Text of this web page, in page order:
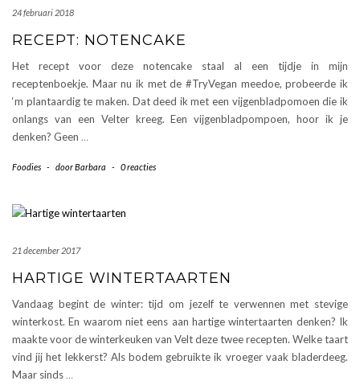
24 februari 2018
RECEPT: NOTENCAKE
Het recept voor deze notencake staal al een tijdje in mijn
receptenboekje. Maar nu ik met de #TryVegan meedoe, probeerde ik
‘m plantaardig te maken. Dat deed ik met een vijgenbladpomoen die ik
onlangs van een Velter kreeg. Een vijgenbladpompoen, hoor ik je
denken? Geen …
Foodies - doorBarbara - 0 reacties
21 december 2017
HARTIGE WINTERTAARTEN
Vandaag begint de winter: tijd om jezelf te verwennen met stevige
winterkost. En waarom niet eens aan hartige wintertaarten denken? Ik
maakte voor de winterkeuken van Velt deze twee recepten. Welke taart
vind jij het lekkerst? Als bodem gebruikte ik vroeger vaak bladerdeeg.
Maar sinds …